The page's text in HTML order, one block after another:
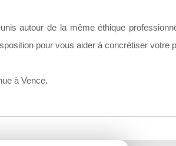
autour de la même éthique
pour vous aider à concrétiser votre
à Vence.